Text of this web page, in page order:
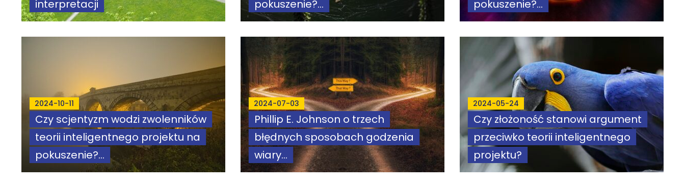
interpretacji
pokuszenie?...
pokuszenie?...
2024-10-11
Czy scjentyzm wodzi zwolenników
teorii inteligentnego projektu na
pokuszenie?...
2024-07-03
Phillip E. Johnson o trzech
błędnych sposobach godzenia
wiary...
2024-05-24
Czy złożoność stanowi argument
przeciwko teorii inteligentnego
projektu?